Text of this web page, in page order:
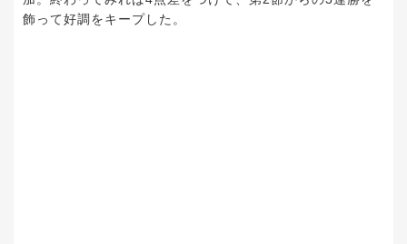
飾って好調をキープした。